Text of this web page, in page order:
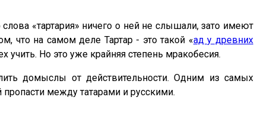
«тартария» ничего о ней не слышали, зато имеют
что на самом деле Тартар - это такой «ад у древних
учить. Но это уже крайняя степень мракобесия.
домыслы от действительности. Одним из самых
между татарами и русскими.